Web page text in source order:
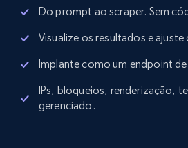
Do prompt ao scraper. Sem
Visualize os resultados e
Implante como um endpoint de
IPs, bloqueios, renderização,
gerenciado.